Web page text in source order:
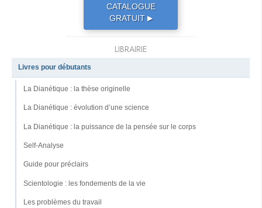
CATALOGUE
GRATUIT ▶
LIBRAIRIE
Livres pour débutants
La Dianétique : la thèse originelle
La Dianétique : évolution d’une science
La Dianétique : la puissance de la pensée sur le corps
Self-Analyse
Guide pour préclairs
Scientologie : les fondements de la vie
Les problèmes du travail